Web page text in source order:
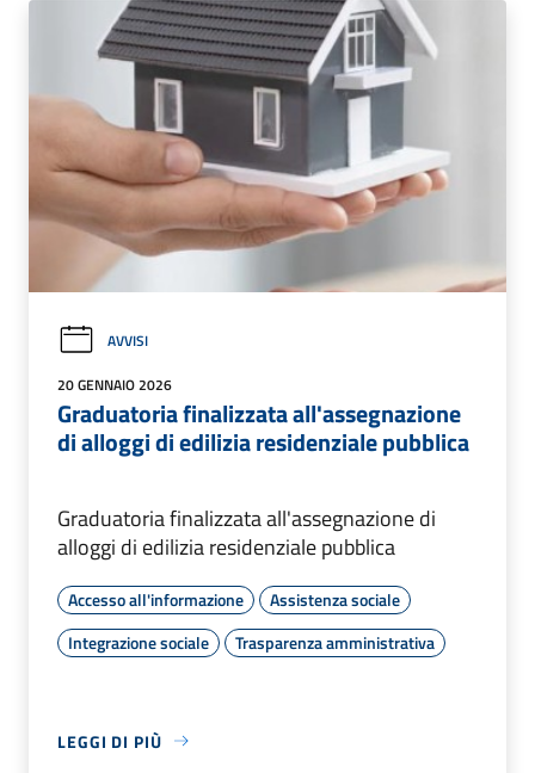
AVVISI
20 GENNAIO 2026
Graduatoria finalizzata all'assegnazione
di alloggi di edilizia residenziale pubblica
Graduatoria finalizzata all'assegnazione di
alloggi di edilizia residenziale pubblica
Accesso all'informazione
Assistenza sociale
Integrazione sociale
Trasparenza amministrativa
LEGGI DI PIÙ